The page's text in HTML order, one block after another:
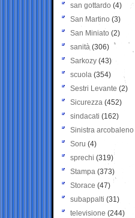
san gottardo (4)
San Martino (3)
San Miniato (2)
sanità (306)
Sarkozy (43)
scuola (354)
Sestri Levante (2)
Sicurezza (452)
sindacati (162)
Sinistra arcobaleno
Soru (4)
sprechi (319)
Stampa (373)
Storace (47)
subappalti (31)
televisione(244)